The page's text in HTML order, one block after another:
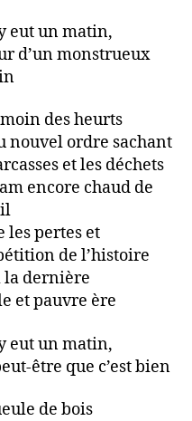
eut un matin,
d’un monstrueux
des heurts
nouvel ordre sachant
et les déchets
encore chaud de
les pertes et
de l’histoire
la dernière
et pauvre ère
eut un matin,
être que c’est bien
de bois